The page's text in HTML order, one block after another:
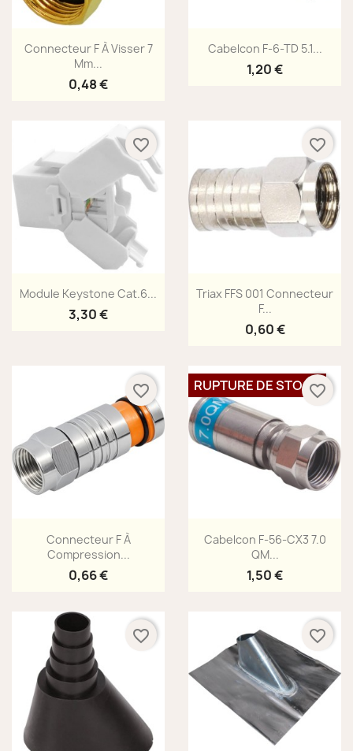
Aperçu rapide
Connecteur F À Visser 7
Mm...
0,48 €
Aperçu rapide
Cabelcon F-6-TD 5.1...
1,20 €
Aperçu rapide
Module Keystone Cat.6...
3,30 €
favorite_border
Aperçu rapide
Triax FFS 001 Connecteur
F...
0,60 €
favorite_border
Aperçu rapide
Connecteur F À
Compression...
0,66 €
favorite_border
Aperçu rapide
Cabelcon F-56-CX3 7.0
QM...
1,50 €
RUPTURE DE STOCK
favorite_border
favorite_border favorite_border